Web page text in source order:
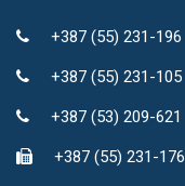
+387 (55) 231-196
+387 (55) 231-105
+387 (53) 209-621
+387 (55) 231-176